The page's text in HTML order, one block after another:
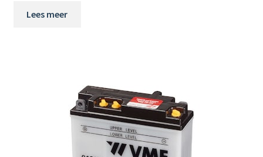
Lees meer